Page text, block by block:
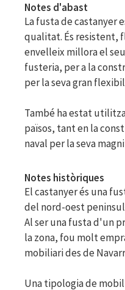
Notes d'abast
La fusta de castanyer
qualitat. És resistent,
envelleix millora el
fusteria, per a la
per la seva gran
També ha estat
països, tant en la
naval per la seva
Notes històriques
El castanyer és una
del nord-oest
Al ser una fusta d'un
la zona, fou molt
mobiliari des de
Una tipologia de